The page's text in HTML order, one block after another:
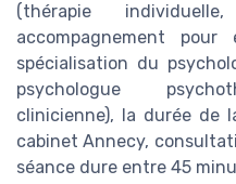
(thérapie
accompagnement
spécialisation du
psychologue
clinicienne), la durée de
cabinet Annecy,
séance dure entre 45